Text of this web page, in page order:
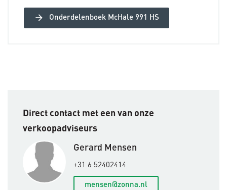
arrow_forward Onderdelenboek McHale 991 HS
Direct contact met een van onze
verkoopadviseurs
Gerard Mensen
+31 6 52402414
mensen@zonna.nl